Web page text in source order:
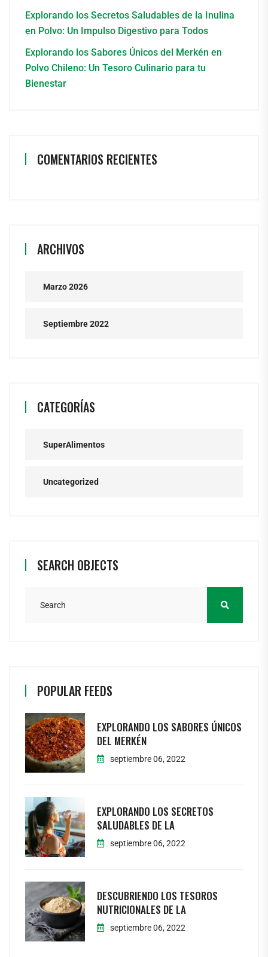
Explorando los Secretos Saludables de la Inulina
en Polvo: Un Impulso Digestivo para Todos
Explorando los Sabores Únicos del Merkén en
Polvo Chileno: Un Tesoro Culinario para tu
Bienestar
COMENTARIOS RECIENTES
ARCHIVOS
Marzo 2026
Septiembre 2022
CATEGORÍAS
SuperAlimentos
Uncategorized
SEARCH OBJECTS
POPULAR FEEDS
EXPLORANDO LOS SABORES ÚNICOS
DEL MERKÉN
septiembre 06, 2022
EXPLORANDO LOS SECRETOS
SALUDABLES DE LA
septiembre 06, 2022
DESCUBRIENDO LOS TESOROS
NUTRICIONALES DE LA
septiembre 06, 2022